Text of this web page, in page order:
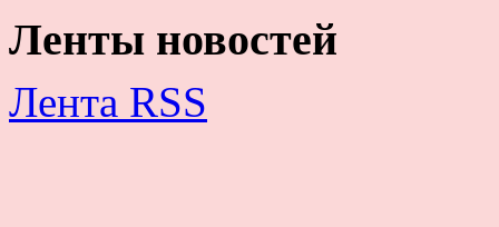
Ленты новостей
Лента RSS